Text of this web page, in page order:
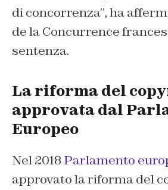
di concorrenza”, ha
de la Concurrence
sentenza.
La riforma del
approvata dal
Europeo
Nel 2018 Parlamento
approvato la riforma del